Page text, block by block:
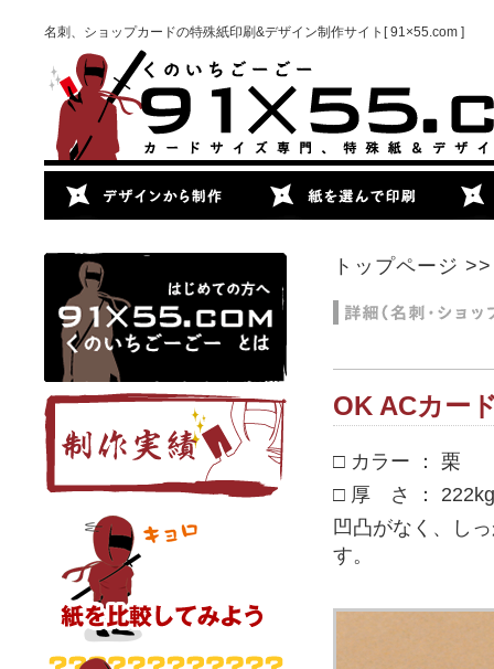
名刺、ショップカードの特殊紙印刷&デザイン制作サイト[ 91×55.com ]
トップページ
OK ACカー
□ カラー ： 栗
□ 厚 さ ： 222kg
凹凸がなく、し
す。